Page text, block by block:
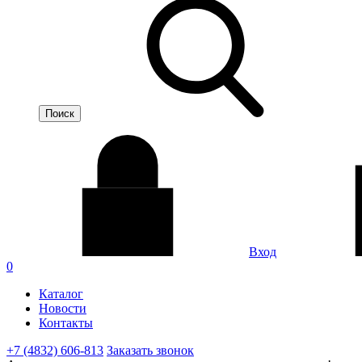
Вход
0
Каталог
Новости
Контакты
+7 (4832) 606-813 Заказать звонок